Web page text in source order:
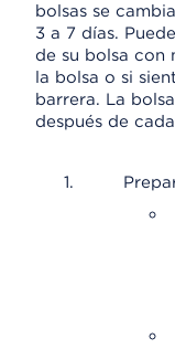
bolsas se
3 a 7 días.
de su bolsa con
la bolsa o si
barrera. La
después de